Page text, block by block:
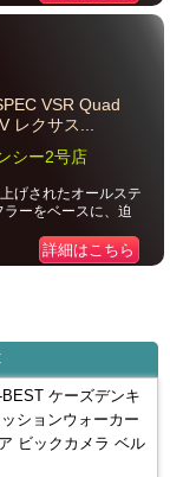
VSR Quad
レクサス...
シー2号店
げされたオールステ
ーをベースに、迫
詳細はこちら
ケーズデンキ
ションウォーカー
ビックカメラ ベル